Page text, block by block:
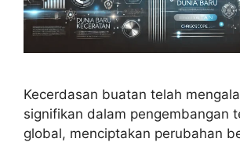
Kecerdasan buatan telah
signifikan dalam pengembangan
global, menciptakan perubahan